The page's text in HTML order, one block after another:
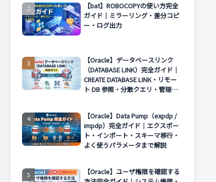
【bat】ROBOCOPYの使い方完全
ガイド｜ミラーリング・差分コピ
ー・ログ出力
【Oracle】データベースリンク
（DATABASE LINK）完全ガイド｜
CREATE DATABASE LINK・リモー
ト DB 参照・分散クエリ・管理方
【Oracle】Data Pump（expdp /
impdp）完全ガイド｜エクスポー
ト・インポート・スキーマ移行・
よく使うパラメータまで解説
【Oracle】ユーザ権限を確認する